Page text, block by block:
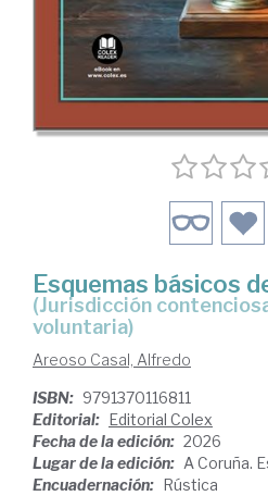
Esquemas básicos
(jurisdicción contenciosa y jurisdicción
voluntaria)
Areoso Casal, Alfredo
ISBN: 9791370116811
Editorial: Editorial Colex
Fecha de la edición: 2026
Lugar de la edición: A Coruña.
Encuadernación: Rústica